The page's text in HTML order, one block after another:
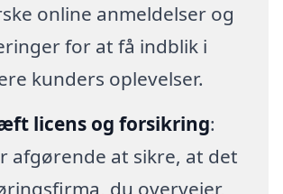
online anmeldelser og
for at få indblik i
kunders oplevelser.
licens og forsikring:
afgørende at sikre, at det
du overvejer,